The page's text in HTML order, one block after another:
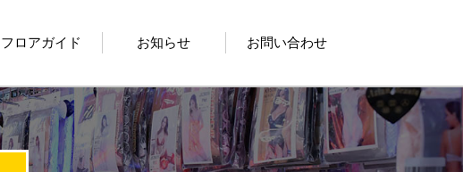
フロアガイド お知らせ お問い合わせ